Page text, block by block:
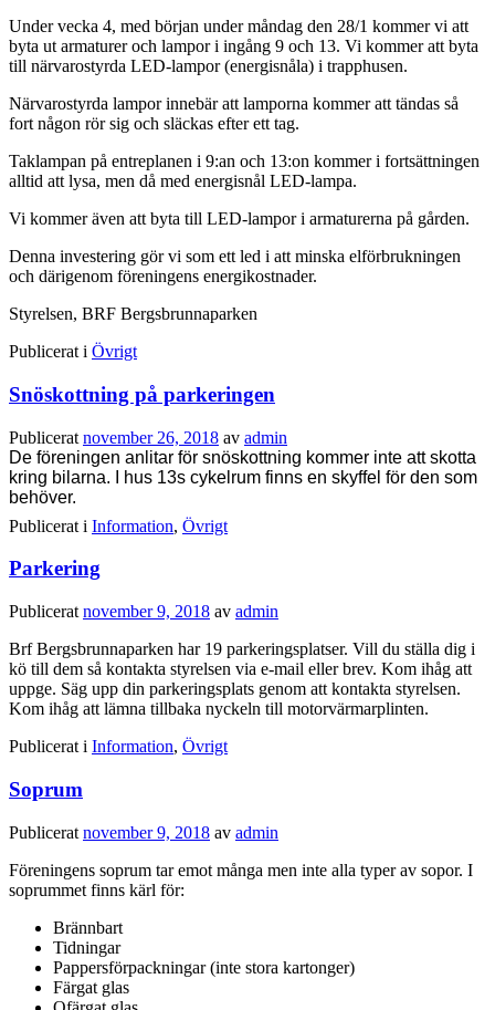
Under vecka 4, med början under måndag den 28/1 kommer vi att
byta ut armaturer och lampor i ingång 9 och 13. Vi kommer att byta
till närvarostyrda LED-lampor (energisnåla) i trapphusen.
Närvarostyrda lampor innebär att lamporna kommer att tändas så
fort någon rör sig och släckas efter ett tag.
Taklampan på entreplanen i 9:an och 13:on kommer i fortsättningen
alltid att lysa, men då med energisnål LED-lampa.
Vi kommer även att byta till LED-lampor i armaturerna på gården.
Denna investering gör vi som ett led i att minska elförbrukningen
och därigenom föreningens energikostnader.
Styrelsen, BRF Bergsbrunnaparken
Publicerat i Övrigt
Snöskottning på parkeringen
Publicerat november 26, 2018 av admin
De föreningen anlitar för snöskottning kommer inte att skotta
kring bilarna. I hus 13s cykelrum finns en skyffel för den som
behöver.
Publicerat i Information, Övrigt
Parkering
Publicerat november 9, 2018 av admin
Brf Bergsbrunnaparken har 19 parkeringsplatser. Vill du ställa dig i
kö till dem så kontakta styrelsen via e-mail eller brev. Kom ihåg att
uppge. Säg upp din parkeringsplats genom att kontakta styrelsen.
Kom ihåg att lämna tillbaka nyckeln till motorvärmarplinten.
Publicerat i Information, Övrigt
Soprum
Publicerat november 9, 2018 av admin
Föreningens soprum tar emot många men inte alla typer av sopor. I
soprummet finns kärl för:
Brännbart
Tidningar
Pappersförpackningar (inte stora kartonger)
Färgat glas